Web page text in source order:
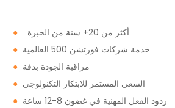
●
أكثر من 20+ سنة من الخبرة
●
خدمة شركات فورتشن 500 العالمية
● مراقبة الجودة بدقة
● السعي المستمر للابتكار التكنولوجي
●
ردود الفعل المهنية في غضون 8-12 ساعة